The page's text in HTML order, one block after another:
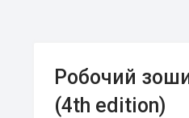
Робочий
(4th edition)